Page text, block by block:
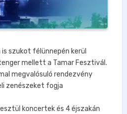
szukot félünnepén kerül
mellett a Tamar Fesztivál.
megvalósuló rendezvény
zenészeket fogja
koncertek és 4 éjszakán